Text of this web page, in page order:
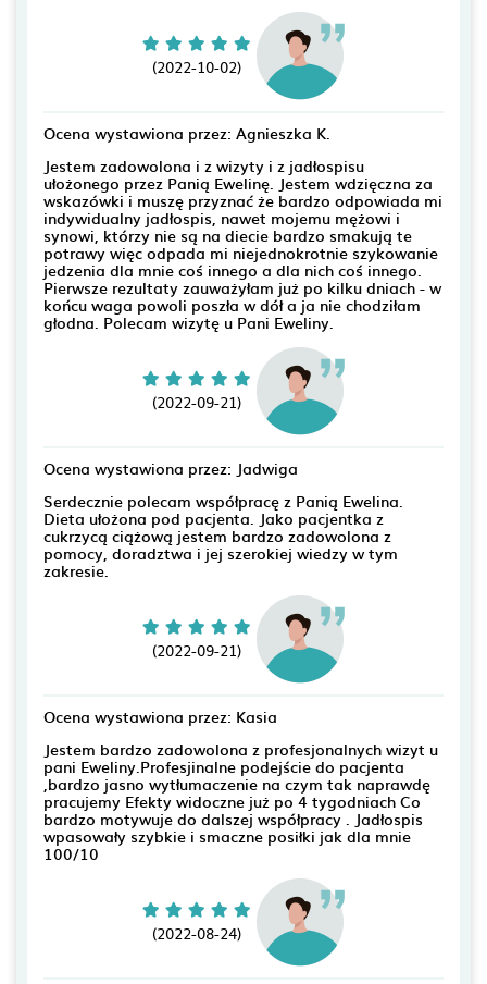
(2022-10-02)
Ocena wystawiona przez: Agnieszka K.
Jestem zadowolona i z wizyty i z jadłospisu
ułożonego przez Panią Ewelinę. Jestem wdzięczna za
wskazówki i muszę przyznać że bardzo odpowiada mi
indywidualny jadłospis, nawet mojemu mężowi i
synowi, którzy nie są na diecie bardzo smakują te
potrawy więc odpada mi niejednokrotnie szykowanie
jedzenia dla mnie coś innego a dla nich coś innego.
Pierwsze rezultaty zauważyłam już po kilku dniach - w
końcu waga powoli poszła w dół a ja nie chodziłam
głodna. Polecam wizytę u Pani Eweliny.
(2022-09-21)
Ocena wystawiona przez: Jadwiga
Serdecznie polecam współpracę z Panią Ewelina.
Dieta ułożona pod pacjenta. Jako pacjentka z
cukrzycą ciążową jestem bardzo zadowolona z
pomocy, doradztwa i jej szerokiej wiedzy w tym
zakresie.
(2022-09-21)
Ocena wystawiona przez: Kasia
Jestem bardzo zadowolona z profesjonalnych wizyt u
pani Eweliny.Profesjinalne podejście do pacjenta
,bardzo jasno wytłumaczenie na czym tak naprawdę
pracujemy Efekty widoczne już po 4 tygodniach Co
bardzo motywuje do dalszej współpracy . Jadłospis
wpasowały szybkie i smaczne posiłki jak dla mnie
100/10
(2022-08-24)